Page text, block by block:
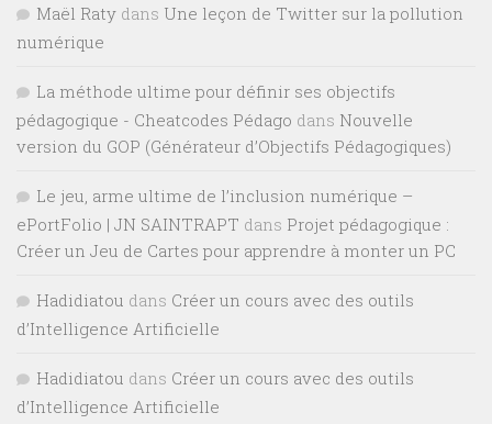
Maël Raty dans Une leçon de Twitter sur la pollution
numérique
La méthode ultime pour définir ses objectifs
pédagogique - Cheatcodes Pédago dans Nouvelle
version du GOP (Générateur d’Objectifs Pédagogiques)
Le jeu, arme ultime de l’inclusion numérique –
ePortFolio | JN SAINTRAPT dans Projet pédagogique :
Créer un Jeu de Cartes pour apprendre à monter un PC
Hadidiatou dans Créer un cours avec des outils
d’Intelligence Artificielle
Hadidiatou dans Créer un cours avec des outils
d’Intelligence Artificielle